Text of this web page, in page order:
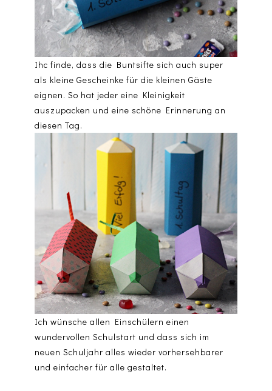
Ihc finde, dass die Buntsifte sich auch super
als kleine Gescheinke für die kleinen Gäste
eignen. So hat jeder eine Kleinigkeit
auszupacken und eine schöne Erinnerung an
diesen Tag.
Ich wünsche allen Einschülern einen
wundervollen Schulstart und dass sich im
neuen Schuljahr alles wieder vorhersehbarer
und einfacher für alle gestaltet.